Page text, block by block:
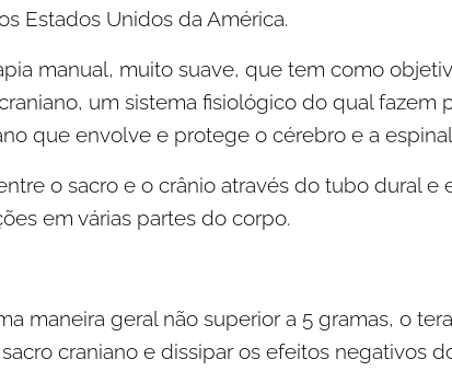
Estados Unidos da América.
manual, muito suave, que tem como
um sistema fisiológico do qual fazem
que envolve e protege o cérebro e a
o sacro e o crânio através do tubo dural e
em várias partes do corpo.
maneira geral não superior a 5 gramas, o
craniano e dissipar os efeitos negativos